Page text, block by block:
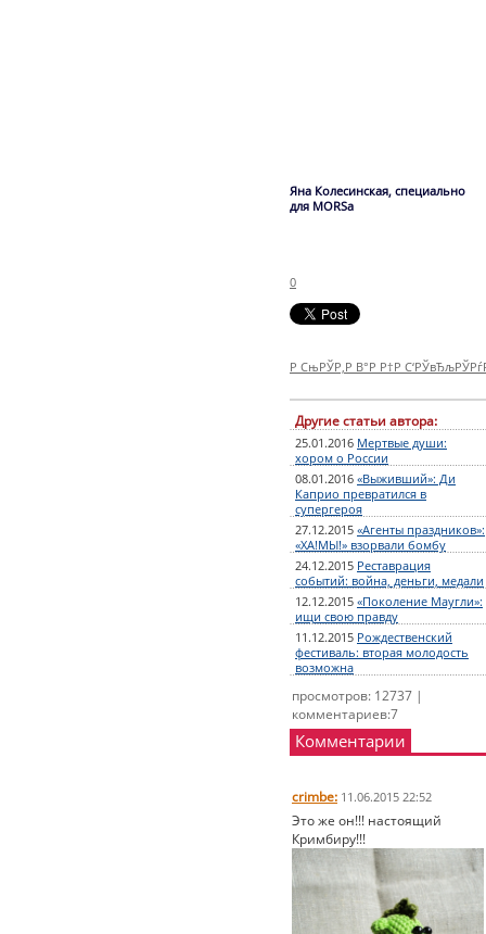
Яна Колесинская, специально
для MORSa
0
Р СњРЎР‚Р В°Р Р†Р
Другие статьи автора:
25.01.2016 Мертвые души:
хором о России
08.01.2016 «Выживший»: Ди
Каприо превратился в
супергероя
27.12.2015 «Агенты праздников»:
«ХА!МЫ!» взорвали бомбу
24.12.2015 Реставрация
событий: война, деньги, медали
12.12.2015 «Поколение Маугли»:
ищи свою правду
11.12.2015 Рождественский
фестиваль: вторая молодость
возможна
просмотров: 12737 |
комментариев:7
Комментарии
crimbe: 11.06.2015 22:52
Это же он!!! настоящий
Кримбиру!!!